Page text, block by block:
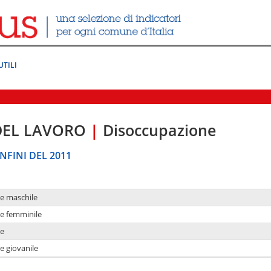
LAVORO | Disoccupazione
DEL 2011
maschile
femminile
giovanile